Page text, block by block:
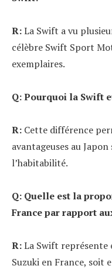
R:La Swift a vu
célèbre Swift Sport
exemplaires.
Q: Pourquoi la Swift
R: Cette différence
avantageuses au
l’habitabilité.
Q: Quelle est la
France par rapport
R:La Swift représente
Suzuki en France, soit